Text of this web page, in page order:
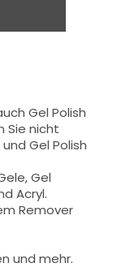
Gel Polish
Sie nicht
Gel Polish
Gel
Acryl.
Remover
und mehr.